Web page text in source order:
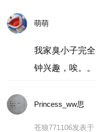
的物品，让小朋友从
觉）
-- 五谷杂粮粘成图。
玩，可以根据家里素
放到篮子里。
萌萌
我家臭小子完
钟兴趣，唉。。
Princess_ww思
苍狼771106发表于